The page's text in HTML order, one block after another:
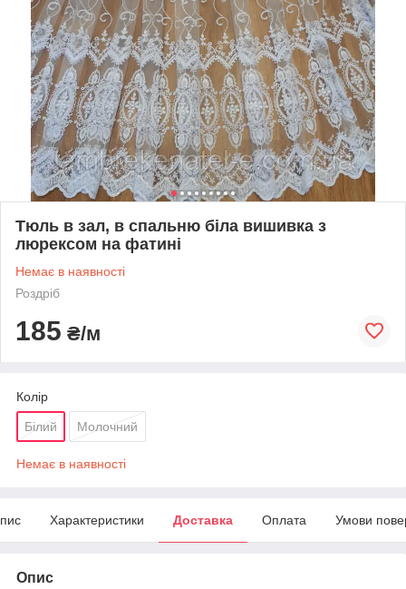
Тюль в зал, в спальню біла вишивка з
люрексом на фатині
Немає в наявності
Роздріб
185 ₴/м
Колір
Білий Молочний
Немає в наявності
Характеристики Доставка Оплата Умови
Опис